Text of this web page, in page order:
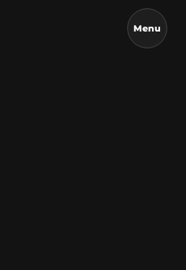
Menu